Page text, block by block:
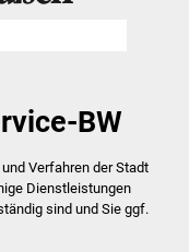
BW
Verfahren der Stadt
Dienstleistungen
sind und Sie ggf.